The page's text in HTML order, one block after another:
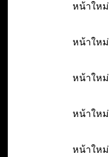
หน้าใหม่
หน้าใหม่
หน้าใหม่
หน้าใหม่
หน้าใหม่